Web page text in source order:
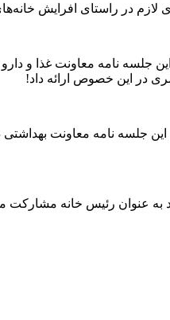
لازم در راستای افرایش
جلسه نامه معاونت غذا و
در این خصوص ارائه داد!
جلسه نامه معاونت
به عنوان رئیس خانه مشارکت